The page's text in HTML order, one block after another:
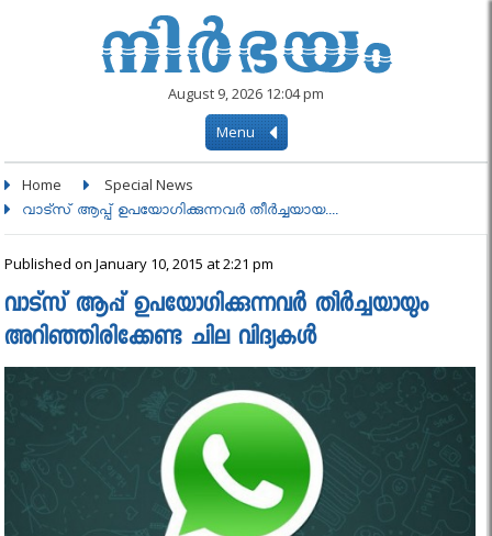
August 9, 2026 12:04 pm
Menu
Home Special News
വാട്സ് ആപ്പ് ഉപയോഗിക്കുന്നവർ തീർച്ചയായ....
Published on January 10, 2015 at 2:21 pm
വാട്സ് ആപ്പ് ഉപയോഗിക്കുന്നവർ തീർച്ചയായും
അറിഞ്ഞിരിക്കേണ്ട ചില വിദ്യകൾ